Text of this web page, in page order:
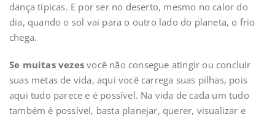
dança típicas. E por ser no deserto, mesmo no calor do
dia, quando o sol vai para o outro lado do planeta, o frio
chega.
Se muitas vezes você não consegue atingir ou concluir
suas metas de vida, aqui você carrega suas pilhas, pois
aqui tudo parece e é possível. Na vida de cada um tudo
também é possível, basta planejar, querer, visualizar e